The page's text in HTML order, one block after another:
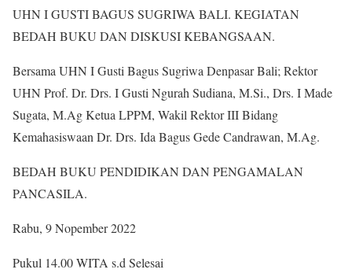
UHN I GUSTI BAGUS SUGRIWA BALI. KEGIATAN
BEDAH BUKU DAN DISKUSI KEBANGSAAN.
Bersama UHN I Gusti Bagus Sugriwa Denpasar Bali; Rektor
UHN Prof. Dr. Drs. I Gusti Ngurah Sudiana, M.Si., Drs. I Made
Sugata, M.Ag Ketua LPPM, Wakil Rektor III Bidang
Kemahasiswaan Dr. Drs. Ida Bagus Gede Candrawan, M.Ag.
BEDAH BUKU PENDIDIKAN DAN PENGAMALAN
PANCASILA.
Rabu, 9 Nopember 2022
Pukul 14.00 WITA s.d Selesai